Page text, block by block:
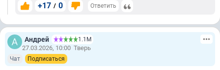
+17 / 0 Ответить
Андрей 1.1М
27.03.2026, 10:00 Тверь
Чат Подписаться